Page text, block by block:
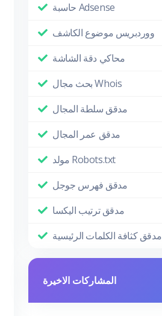
حاسبة Adsense
ووردبريس موضوع الكاشف
محاكي دقة الشاشة
بحث مجال Whois
مدقق سلطة المجال
مدقق عمر المجال
مولد Robots.txt
مدقق فهرس جوجل
مدقق ترتيب اليكسا
مدقق كثافة الكلمات الرئيسية
المشاركات الاخيرة